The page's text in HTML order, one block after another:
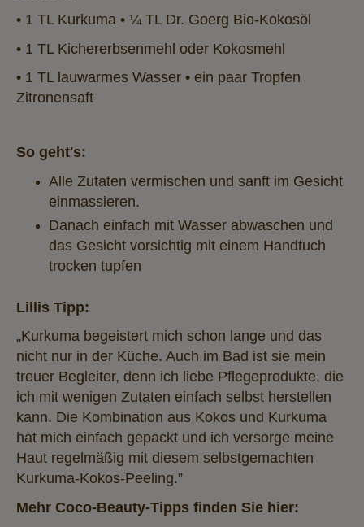
• 1 TL Kurkuma • ¼ TL Dr. Goerg Bio-Kokosöl
• 1 TL Kichererbsenmehl oder Kokosmehl
• 1 TL lauwarmes Wasser • ein paar Tropfen
Zitronensaft
So geht's:
Alle Zutaten vermischen und sanft im Gesicht
einmassieren.
Danach einfach mit Wasser abwaschen und
das Gesicht vorsichtig mit einem Handtuch
trocken tupfen
Lillis Tipp:
„Kurkuma begeistert mich schon lange und das
nicht nur in der Küche. Auch im Bad ist sie mein
treuer Begleiter, denn ich liebe Pflegeprodukte, die
ich mit wenigen Zutaten einfach selbst herstellen
kann. Die Kombination aus Kokos und Kurkuma
hat mich einfach gepackt und ich versorge meine
Haut regelmäßig mit diesem selbstgemachten
Kurkuma-Kokos-Peeling.”
Mehr Coco-Beauty-Tipps finden Sie hier: